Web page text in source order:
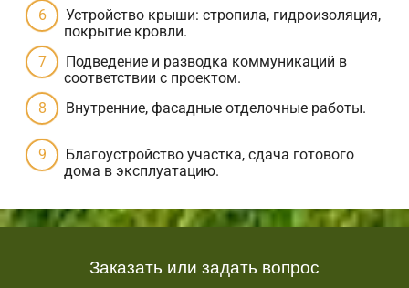
Устройство крыши: стропила, гидроизоляция,
покрытие кровли.
Подведение и разводка коммуникаций в
соответствии с проектом.
Внутренние, фасадные отделочные работы.
Благоустройство участка, сдача готового
дома в эксплуатацию.
Заказать или задать вопрос